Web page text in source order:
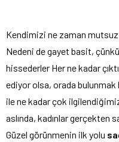
Kendimizi ne zaman
Nedeni de gayet basit,
hissederler Her ne kadar
ediyor olsa, orada bulunmak
ile ne kadar çok
aslında, kadınlar gerçekten
Güzel görünmenin ilk yolu